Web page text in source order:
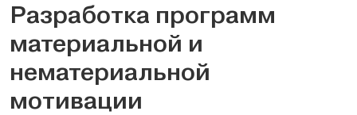
Разработка программ
материальной и
нематериальной
мотивации